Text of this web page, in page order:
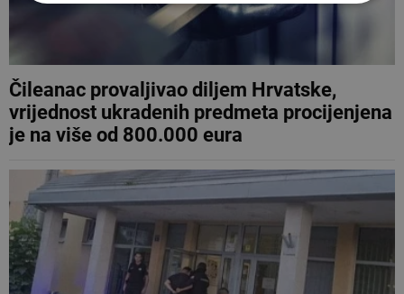
Čileanac provaljivao diljem Hrvatske,
vrijednost ukradenih predmeta procijenjena
je na više od 800.000 eura